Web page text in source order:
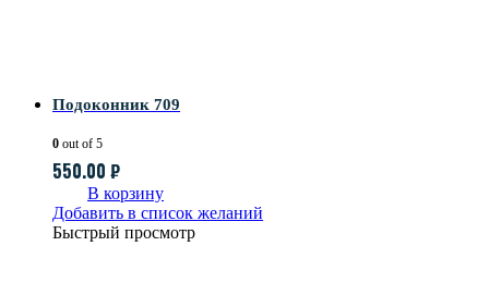
Подоконник 709
0 out of 5
550.00 ₽
В корзину
Добавить в список желаний
Быстрый просмотр